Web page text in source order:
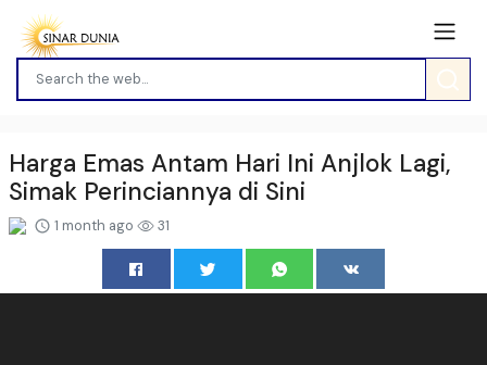
Harga Emas Antam Hari Ini Anjlok Lagi,
Simak Perinciannya di Sini
1 month ago 31